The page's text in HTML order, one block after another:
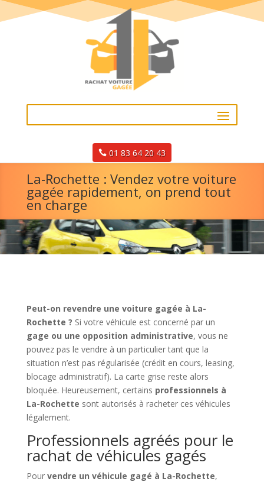
01 83 64 20 43
La-Rochette : Vendez votre voiture
gagée rapidement, on prend tout
en charge
Peut-on revendre une voiture gagée à La-
Rochette ? Si votre véhicule est concerné par un
gage ou une opposition administrative, vous ne
pouvez pas le vendre à un particulier tant que la
situation n’est pas régularisée (crédit en cours, leasing,
blocage administratif). La carte grise reste alors
bloquée. Heureusement, certains professionnels à
La-Rochette sont autorisés à racheter ces véhicules
légalement.
Professionnels agréés pour le
rachat de véhicules gagés
Pour vendre un véhicule gagé à La-Rochette,